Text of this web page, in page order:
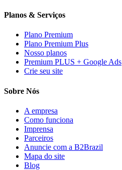
Planos & Serviços
Plano Premium
Plano Premium Plus
Nosso planos
Premium PLUS + Google Ads
Crie seu site
Sobre Nós
A empresa
Como funciona
Imprensa
Parceiros
Anuncie com a B2Brazil
Mapa do site
Blog